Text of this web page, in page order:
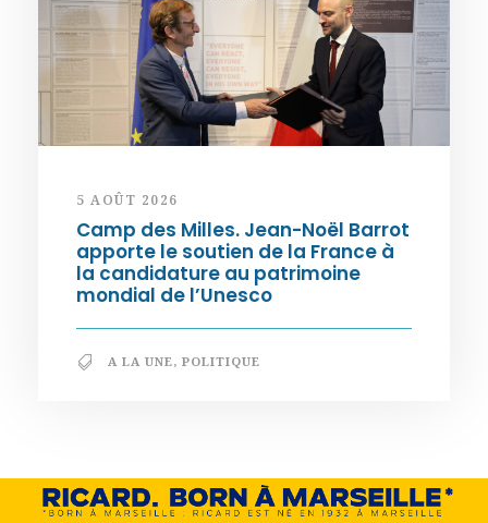
5 AOÛT 2026
Camp des Milles. Jean-Noël Barrot
apporte le soutien de la France à
la candidature au patrimoine
mondial de l’Unesco
A LA UNE, POLITIQUE